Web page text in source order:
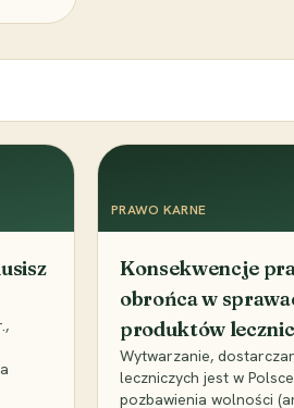
PRAWO KARNE
Konsekwencje
obrońca w
produktów
Wytwarzanie,
leczniczych jest w
pozbawienia wolności